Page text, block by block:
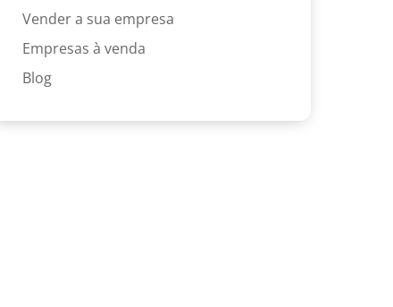
Vender a sua empresa
Empresas à venda
Blog